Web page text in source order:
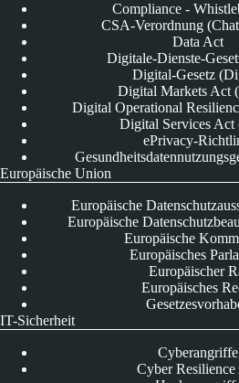
Compliance -
CSA-Verordnung
Data Act
Digitale-Dienste-
Digital-Gesetz
Digital Markets Act
Digital Operational
Digital Services
ePrivacy-
Europäische Union
Europäische
Europäische
Europäische
Europäisches
Europäischer
Europäisches
IT-Sicherheit
Cyberangriffe
Cyber